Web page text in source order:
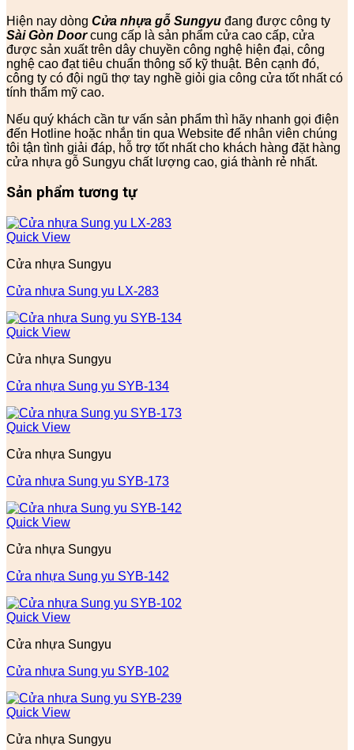
Hiện nay dòng Cửa nhựa gỗ Sungyu đang được công ty
Sài Gòn Doorcung cấp là sản phẩm cửa cao cấp, cửa
được sản xuất trên dây chuyền công nghệ hiện đại, công
nghệ cao đạt tiêu chuẩn thông số kỹ thuật. Bên cạnh đó,
công ty có đội ngũ thợ tay nghề giỏi gia công cửa tốt nhất có
tính thẩm mỹ cao.
Nếu quý khách cần tư vấn sản phẩm thì hãy nhanh gọi điện
đến Hotline hoặc nhắn tin qua Website để nhân viên chúng
tôi tận tình giải đáp, hỗ trợ tốt nhất cho khách hàng đặt hàng
cửa nhựa gỗ Sungyu chất lượng cao, giá thành rẻ nhất.
Sản phẩm tương tự
Quick View
Cửa nhựa Sungyu
Cửa nhựa Sung yu LX-283
Quick View
Cửa nhựa Sungyu
Cửa nhựa Sung yu SYB-134
Quick View
Cửa nhựa Sungyu
Cửa nhựa Sung yu SYB-173
Quick View
Cửa nhựa Sungyu
Cửa nhựa Sung yu SYB-142
Quick View
Cửa nhựa Sungyu
Cửa nhựa Sung yu SYB-102
Quick View
Cửa nhựa Sungyu